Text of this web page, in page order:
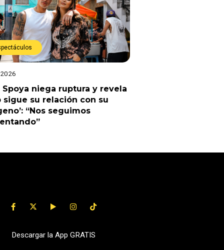
Spoya niega ruptura y revela
sigue su relación con su
“Nos seguimos
Descargar la App GRATIS